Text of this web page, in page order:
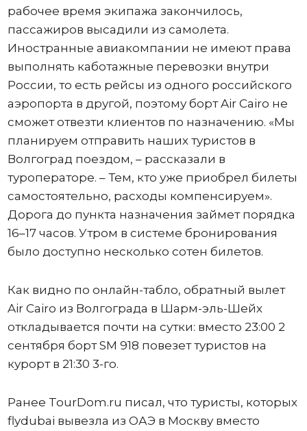
рабочее время экипажа закончилось,
пассажиров высадили из самолета.
Иностранные авиакомпании не имеют права
выполнять каботажные перевозки внутри
России, то есть рейсы из одного российского
аэропорта в другой, поэтому борт Air Cairo не
сможет отвезти клиентов по назначению. «Мы
планируем отправить наших туристов в
Волгоград поездом, – рассказали в
туроператоре. – Тем, кто уже приобрел билеты
самостоятельно, расходы компенсируем».
Дорога до пункта назначения займет порядка
16–17 часов. Утром в системе бронирования
было доступно несколько сотен билетов.
Как видно по онлайн-табло, обратный вылет
Air Cairo из Волгограда в Шарм-эль-Шейх
откладывается почти на сутки: вместо 23:00 2
сентября борт SM 918 повезет туристов на
курорт в 21:30 3-го.
Ранее TourDom.ru писал, что туристы, которых
flydubai вывезла из ОАЭ в Москву вместо